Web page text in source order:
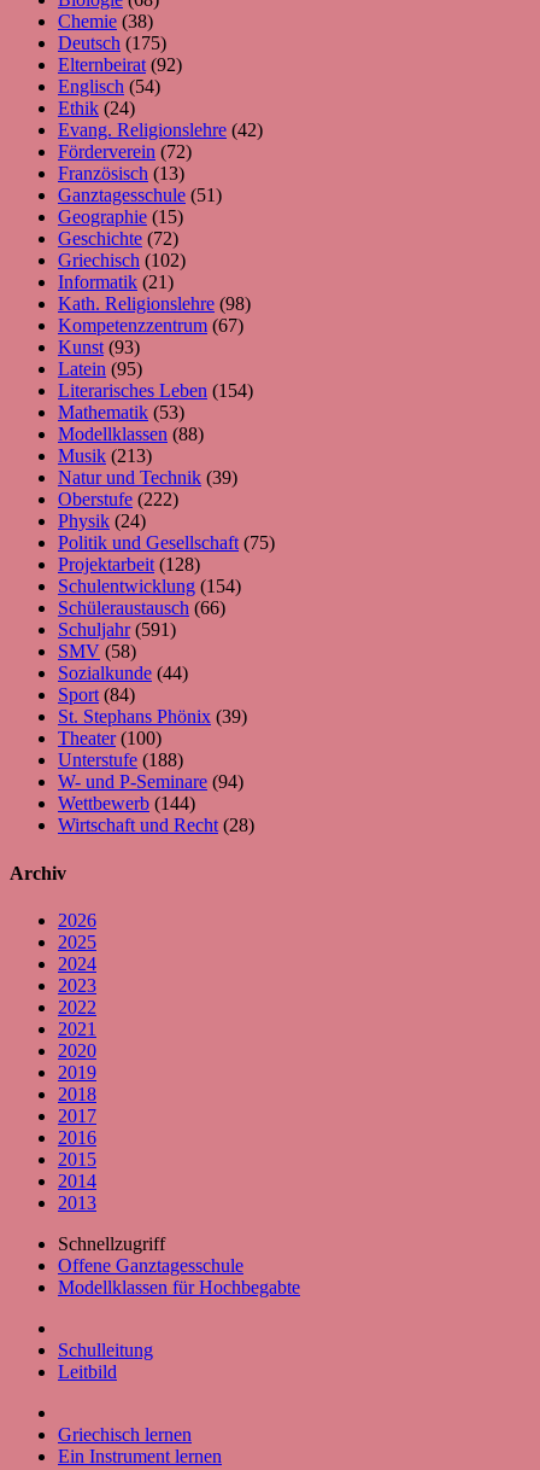
Chemie (38)
Deutsch (175)
Elternbeirat (92)
Englisch (54)
Ethik (24)
Evang. Religionslehre (42)
Förderverein (72)
Französisch (13)
Ganztagesschule (51)
Geographie (15)
Geschichte (72)
Griechisch (102)
Informatik (21)
Kath. Religionslehre (98)
Kompetenzzentrum (67)
Kunst (93)
Latein (95)
Literarisches Leben (154)
Mathematik (53)
Modellklassen (88)
Musik (213)
Natur und Technik (39)
Oberstufe (222)
Physik (24)
Politik und Gesellschaft (75)
Projektarbeit (128)
Schulentwicklung (154)
Schüleraustausch (66)
Schuljahr (591)
SMV (58)
Sozialkunde (44)
Sport (84)
St. Stephans Phönix (39)
Theater (100)
Unterstufe (188)
W- und P-Seminare (94)
Wettbewerb (144)
Wirtschaft und Recht (28)
Archiv
2026
2025
2024
2023
2022
2021
2020
2019
2018
2017
2016
2015
2014
2013
Schnellzugriff
Offene Ganztagesschule
Modellklassen für Hochbegabte
Schulleitung
Leitbild
Griechisch lernen
Ein Instrument lernen